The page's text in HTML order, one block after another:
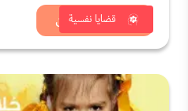
قضايا نفسية
شاهد الان